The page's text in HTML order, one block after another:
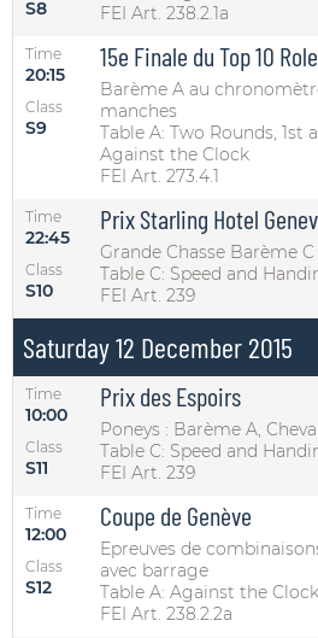
S8
FEI Art. 238.2.1a
Time
20:15
Class
S9
15e Finale du Top 10
Barème A au
manches
Table A: Two Rounds, 1st
Against the Clock
FEI Art. 273.4.1
Time
22:45
Class
S10
Prix Starling Hotel
Grande Chasse Barème C
Table C: Speed and
FEI Art. 239
Saturday 12 December 2015
Time
10:00
Class
S11
Prix des Espoirs
Poneys : Barème A,
Table C: Speed and
FEI Art. 239
Time
12:00
Class
S12
Coupe de Genève
Epreuves de
avec barrage
Table A: Against the
FEI Art. 238.2.2a